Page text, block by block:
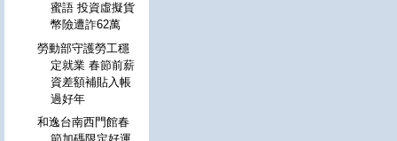
蜜語 投資虛擬貨
幣險遭詐62萬
勞動部守護勞工穩
定就業 春節前薪
資差額補貼入帳
過好年
和逸台南西門館春